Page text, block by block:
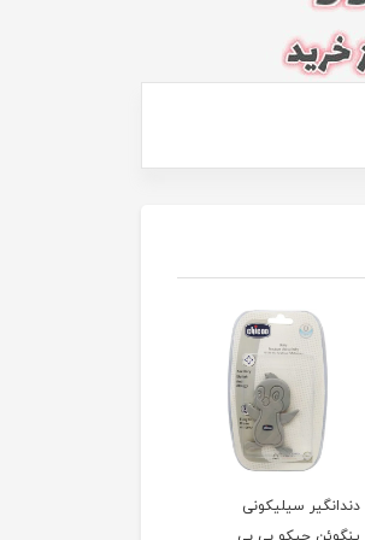
دندانگیر سیلیكونی